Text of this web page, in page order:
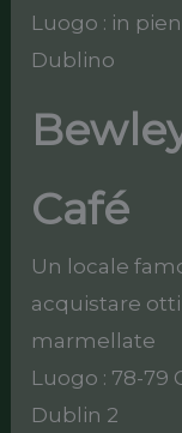
Luogo : in
Dublino
Café
Un locale
acquistare
marmellate
Luogo : 78-79
Dublin 2